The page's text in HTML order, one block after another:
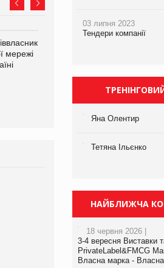
мережі
виробництва
Брагина Людмила
Просування компанії на
www.trademaster.ua.
правила. Особливості.
03 липня 2023
Тендери компанії
Яна Олентир
Тетяна Ільєнко
НАЙБЛИЖЧА
18 червня 2026 |
3-4 вересня Виставки
PrivateLabel&FMCG
Власна марка -